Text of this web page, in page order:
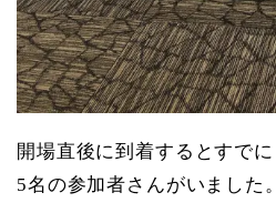
開場直後に到着するとすでに
5名の参加者さんがいました。